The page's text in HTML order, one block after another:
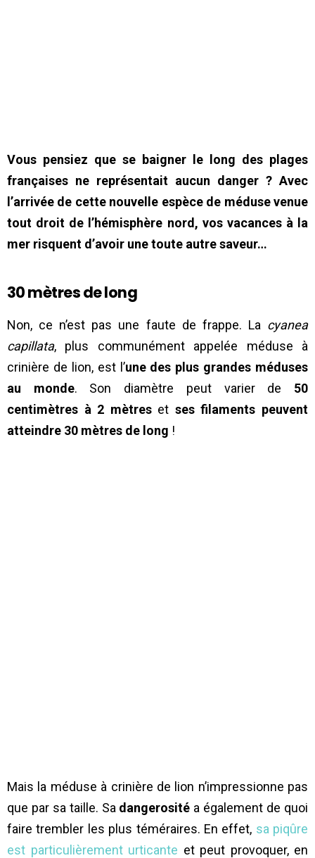
Vous pensiez que se baigner le long des plages
françaises ne représentait aucun danger ? Avec
l’arrivée de cette nouvelle espèce de méduse venue
tout droit de l’hémisphère nord, vos vacances à la
mer risquent d’avoir une toute autre saveur…
30 mètres de long
Non, ce n’est pas une faute de frappe. La cyanea
capillata, plus communément appelée méduse à
crinière de lion, est l’une des plus grandes méduses
au monde. Son diamètre peut varier de 50
centimètres à 2 mètreset ses filaments peuvent
atteindre 30 mètres de long !
Mais la méduse à crinière de lion n’impressionne pas
que par sa taille. Sa dangerosité a également de quoi
faire trembler les plus téméraires. En effet, sa piqûre
est particulièrement urticante et peut provoquer, en